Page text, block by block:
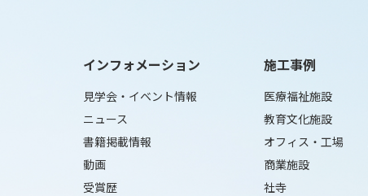
インフォメーション
見学会・イベント情報
ニュース
書籍掲載情報
動画
受賞歴
施工事例
医療福祉施設
教育文化施設
オフィス・工場
商業施設
社寺